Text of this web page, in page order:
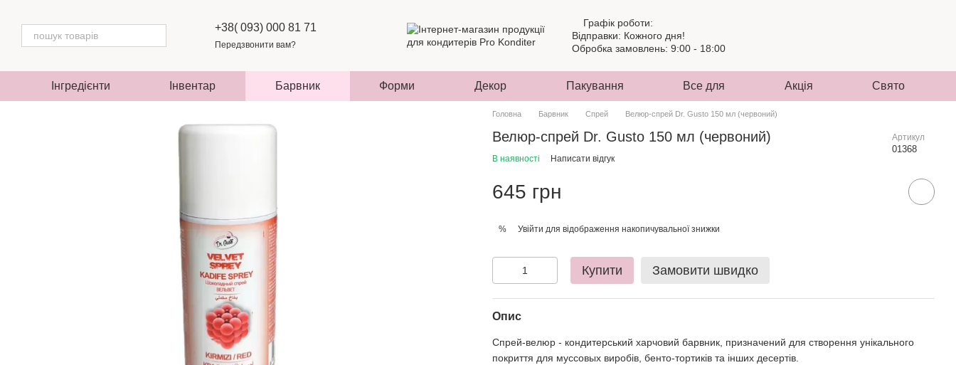
+38( 093) 000 81 71
Передзвонити вам?
Графік роботи:
Відправки: Кожного дня!
Обробка замовлень: 9:00 - 18:00
Інгредієнти Інвентар Барвник Форми Декор Пакування Все для Акція Свято
Головна Барвник Спрей Велюр-спрей Dr. Gusto 150 мл (червоний)
Велюр-спрей Dr. Gusto 150 мл (червоний) Артикул
01368
В наявності Написати відгук
645 грн
% Увійти для відображення накопичувальної знижки
Купити Замовити швидко
Опис
Спрей-велюр - кондитерський харчовий барвник, призначений для створення унікального
покриття для муссовых виробів, бенто-тортиків та інших десертів.